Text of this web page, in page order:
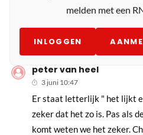
melden met een
INLOGGEN
peter van heel
3 juni 10:47
Er staat letterlijk " het lijkt
zeker dat het zo is. Pas als
komt weten we het zeker.